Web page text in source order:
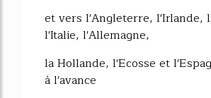
et vers l'Angleterre, l'Irlande,
l'Italie, l'Allemagne,
la Hollande, l'Ecosse et
à l'avance